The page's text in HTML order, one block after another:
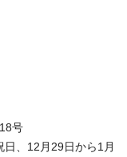
号
、12月29日から1月